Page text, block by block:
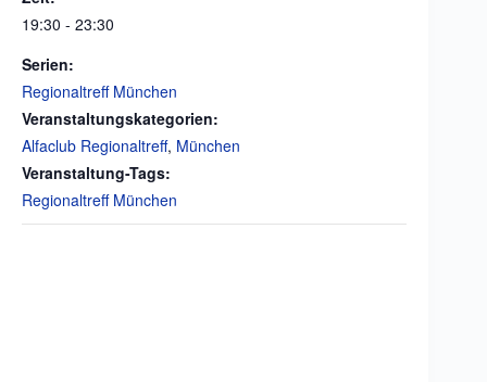
19:30 - 23:30
Serien:
Regionaltreff München
Veranstaltungskategorien:
Alfaclub Regionaltreff, München
Veranstaltung-Tags:
Regionaltreff München